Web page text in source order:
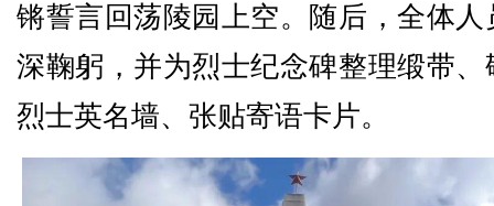
锵誓言回荡陵园上空。随后，全体
深鞠躬，并为烈士纪念碑整理缎带
烈士英名墙、张贴寄语卡片。